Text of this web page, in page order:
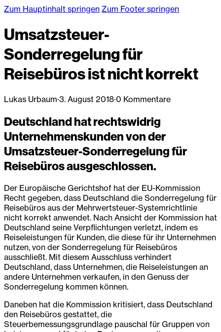
Zum Hauptinhalt springen Zum Footer springen
Umsatzsteuer-
Sonderregelung für
Reisebüros ist nicht korrekt
Lukas Urbaum·3. August 2018·0 Kommentare
Deutschland hat rechtswidrig
Unternehmenskunden von der
Umsatzsteuer-Sonderregelung für
Reisebüros ausgeschlossen.
Der Europäische Gerichtshof hat der EU-Kommission
Recht gegeben, dass Deutschland die Sonderregelung für
Reisebüros aus der Mehrwertsteuer-Systemrichtlinie
nicht korrekt anwendet. Nach Ansicht der Kommission hat
Deutschland seine Verpflichtungen verletzt, indem es
Reiseleistungen für Kunden, die diese für ihr Unternehmen
nutzen, von der Sonderregelung für Reisebüros
ausschließt. Mit diesem Ausschluss verhindert
Deutschland, dass Unternehmen, die Reiseleistungen an
andere Unternehmen verkaufen, in den Genuss der
Sonderregelung kommen können.
Daneben hat die Kommission kritisiert, dass Deutschland
den Reisebüros gestattet, die
Steuerbemessungsgrundlage pauschal für Gruppen von